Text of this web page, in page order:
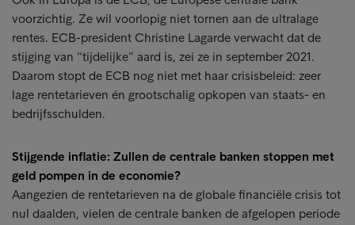
voorzichtig. Ze wil voorlopig niet tornen aan de ultralage
rentes. ECB-president Christine Lagarde verwacht dat de
stijging van “tijdelijke” aard is, zei ze in september 2021.
Daarom stopt de ECB nog niet met haar crisisbeleid: zeer
lage rentetarieven én grootschalig opkopen van staats- en
bedrijfsschulden.
Stijgende inflatie: Zullen de centrale banken stoppen met
geld pompen in de economie?
Aangezien de rentetarieven na de globale financiële crisis tot
nul daalden, vielen de centrale banken de afgelopen periode